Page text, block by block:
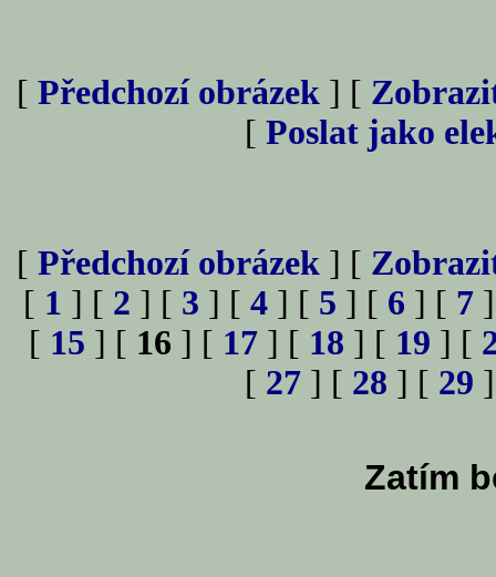
[ Předchozí obrázek ] [
[ Poslat jako
[ Předchozí obrázek ] [
[ 1 ] [ 2 ] [ 3 ] [ 4 ] [ 5 ] [ 6 ] [ 7
[ 15 ] [ 16 ] [ 17 ] [ 18 ] [ 19 ] [
[ 27 ] [ 28 ] [ 29
Zatím